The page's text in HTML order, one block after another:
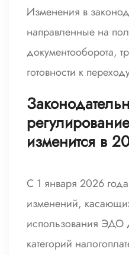
Изменения в
направленные на
документооборота,
готовности к
изменится в
С 1 января 2026
изменений,
использования ЭДО
категорий